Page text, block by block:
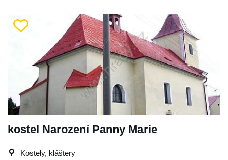
kostel Narození Panny Marie
Kostely, kláštery